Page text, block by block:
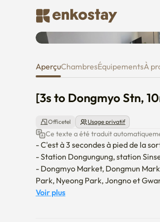
[3s to Dongmyo Stn,
AperçuChambresÉquipementsÀ
[3s to Dongmyo Stn,
Officetel Usage privatif
Ce texte a été traduit
- C'est à 3 secondes à pied de la
- Station Dongungung, station
- Dongmyo Market, Dongmun
Park, Nyeong Park, Jongno et
- Il est très proche des grandes
Voir plus